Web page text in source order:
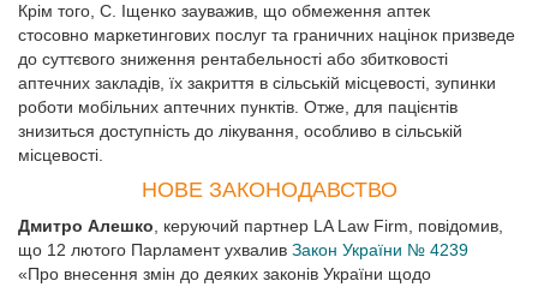
Крім того, С. Іщенко зауважив, що обмеження аптек
стосовно маркетингових послуг та граничних націнок призведе
до суттєвого зниження рентабельності або збитковості
аптечних закладів, їх закриття в сільській місцевості, зупинки
роботи мобільних аптечних пунктів. Отже, для пацієнтів
знизиться доступність до лікування, особливо в сільській
місцевості.
НОВЕ ЗАКОНОДАВСТВО
Дмитро Алешко , керуючий партнер LA Law Firm, повідомив,
що 12 лютого Парламент ухвалив Закон України № 4239
«Про внесення змін до деяких законів України щодо